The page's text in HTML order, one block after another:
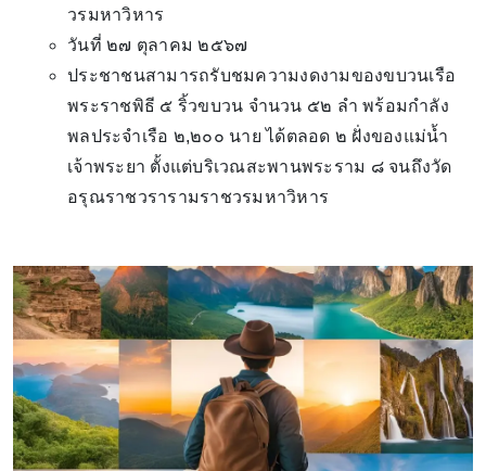
วรมหาวิหาร
วันที่ ๒๗ ตุลาคม ๒๕๖๗
ประชาชนสามารถรับชมความงดงามของขบวนเรือ
พระราชพิธี ๕ ริ้วขบวน จำนวน ๕๒ ลำ พร้อมกำลัง
พลประจำเรือ ๒,๒๐๐ นาย ได้ตลอด ๒ ฝั่งของแม่น้ำ
เจ้าพระยา ตั้งแต่บริเวณสะพานพระราม ๘ จนถึงวัด
อรุณราชวรารามราชวรมหาวิหาร